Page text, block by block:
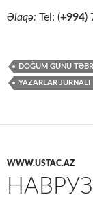
Əlaqə: Tel: (+994)
DOĞUM GÜNÜ
YAZARLAR JURNALI
WWW.USTAC.AZ